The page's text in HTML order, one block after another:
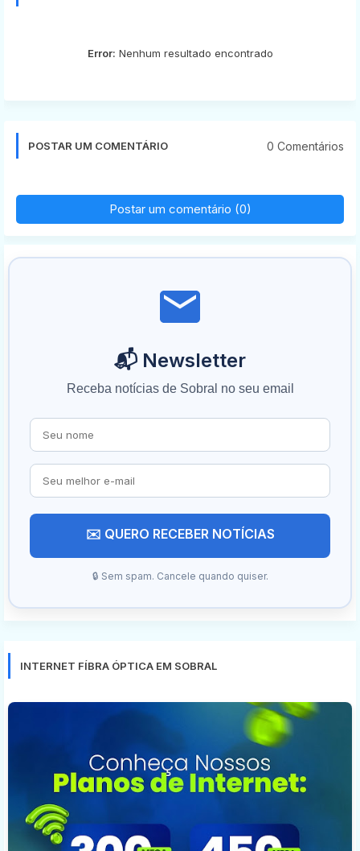
Error: Nenhum resultado encontrado
POSTAR UM COMENTÁRIO 0 Comentários
Postar um comentário (0)
📬 Newsletter
Receba notícias de Sobral no seu email
✉️ QUERO RECEBER NOTÍCIAS
🔒 Sem spam. Cancele quando quiser.
INTERNET FÍBRA ÓPTICA EM SOBRAL